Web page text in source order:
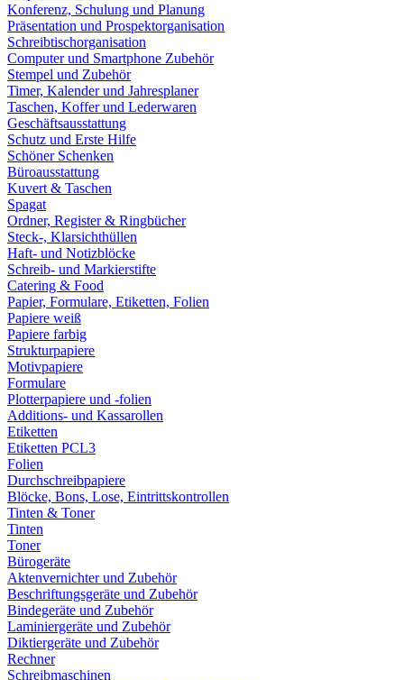
Konferenz, Schulung und Planung
Präsentation und Prospektorganisation
Schreibtischorganisation
Computer und Smartphone Zubehör
Stempel und Zubehör
Timer, Kalender und Jahresplaner
Taschen, Koffer und Lederwaren
Geschäftsausstattung
Schutz und Erste Hilfe
Schöner Schenken
Büroausstattung
Kuvert & Taschen
Spagat
Ordner, Register & Ringbücher
Steck-, Klarsichthüllen
Haft- und Notizblöcke
Schreib- und Markierstifte
Catering & Food
Papier, Formulare, Etiketten, Folien
Papiere weiß
Papiere farbig
Strukturpapiere
Motivpapiere
Formulare
Plotterpapiere und -folien
Additions- und Kassarollen
Etiketten
Etiketten PCL3
Folien
Durchschreibpapiere
Blöcke, Bons, Lose, Eintrittskontrollen
Tinten & Toner
Tinten
Toner
Bürogeräte
Aktenvernichter und Zubehör
Beschriftungsgeräte und Zubehör
Bindegeräte und Zubehör
Laminiergeräte und Zubehör
Diktiergeräte und Zubehör
Rechner
Schreibmaschinen